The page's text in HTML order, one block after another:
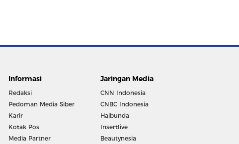
Informasi
Redaksi
Pedoman Media Siber
Karir
Kotak Pos
Media Partner
Jaringan Media
CNN Indonesia
CNBC Indonesia
Haibunda
Insertlive
Beautynesia